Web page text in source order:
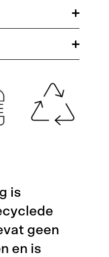
is
geen
en is